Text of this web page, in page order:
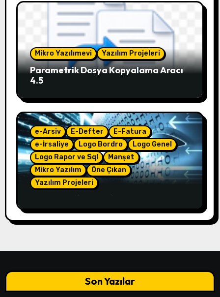
Mikro Yazılımevi Yazılım Projeleri
Parametrik Dosya Kopyalama Aracı
4.5
e-Arsiv E-Defter
E-Fatura
e-İrsaliye
Logo Bordro
Logo Genel
Logo Rapor ve Sql
Manşet
Mikro Yazılım
Öne Çıkan
Yazılım Projeleri
e-Çözüm – (4.50.01)
Son Yazılar